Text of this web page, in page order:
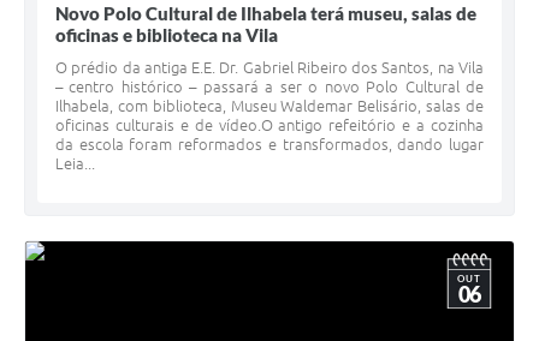
Novo Polo Cultural de Ilhabela terá museu, salas de
oficinas e biblioteca na Vila
O prédio da antiga E.E. Dr. Gabriel Ribeiro dos Santos, na Vila
– centro histórico – passará a ser o novo Polo Cultural de
Ilhabela, com biblioteca, Museu Waldemar Belisário, salas de
oficinas culturais e de vídeo.O antigo refeitório e a cozinha
da escola foram reformados e transformados, dando lugar
Leia...
OUT
06